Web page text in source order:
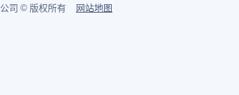
司 © 版权所有 网站地图